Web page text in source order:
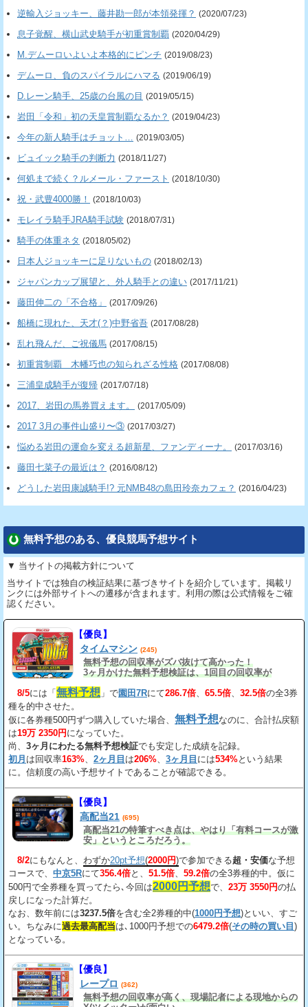
逆輸入ジョッキー、藤井勘一郎が本領発揮？ (2020/07/23)
息子覚醒、横山武史騎手が初重賞制覇 (2020/04/29)
M.デムーロいよいよ本格的にピンチ (2019/08/23)
デムーロ、負のスパイラルにハマる (2019/06/19)
D.レーン騎手、25歳の台風の目 (2019/05/15)
岩田「令和」初の天皇賞制覇なるか？ (2019/04/23)
今年の新人騎手はチョット… (2019/03/05)
ビュイック騎手の判断力 (2018/11/27)
何処まで続く？ルメール・ファースト (2018/10/30)
祝・武豊4000勝！ (2018/10/03)
モレイラ騎手JRA騎手試験 (2018/07/31)
騎手の体重ネタ (2018/05/02)
日本人ジョッキーに足りないもの (2018/02/13)
ジャパンカップ展望と、外人騎手との違い (2017/11/21)
藤田伸二の「不合格」 (2017/09/26)
船橋に現れた、天才(？)中野省吾 (2017/08/28)
乱れ飛んだ、ご祝儀馬 (2017/08/15)
初重賞制覇 木幡巧也の知られざる性格 (2017/08/08)
三浦皇成騎手が復帰 (2017/07/18)
2017、岩田の馬券買えます。 (2017/05/09)
2017 3月の事件山盛り〜③ (2017/03/27)
悩める岩田の運命を変える超新星、ファンディーナ。 (2017/03/16)
藤田七菜子の最近は？ (2016/08/12)
どうした岩田康誠騎手!? 元NMB48の島田玲奈カフェ？ (2016/04/23)
無料予想のある、優良競馬予想サイト
▼ 当サイトの掲載方針について
当サイトでは独自の検証結果に基づきサイトを紹介しています。掲載リ
ンクには外部サイトへの遷移が含まれます。利用の際は公式情報をご確
認ください。
【優良】
タイムマシン (245)
無料予想の回収率がズバ抜けて高かった！
3ヶ月かけた無料予想検証は、1回目の回収率が
8/5には「 無料予想 」で園田7Rにて286.7倍 65.5倍 32.5倍の全3券
種を的中させた。
仮に各券種500円ずつ購入していた場合、 無料予想なのに、合計払戻額
は19万 2350円 になっていた。
尚、 3ヶ月にわたる無料予想検証でも安定した成績を記録。
初月 は回収率163% 2ヶ月目 は206% 3ヶ月目 には534%という結果
に。信頼度の高い予想サイトであることが確認できる。
【優良】
高配当21 (695)
高配当21の特筆すべき点は、やはり「有料コースが激
安」というところだろう。
8/2にもなんと、 わずか20pt予想(2000円)で参加できる超・安価な予想
コースで、 中京5Rにて356.4倍と、 51.5倍 59.2倍の全3券種的中。仮に
500円で全券種を買ってたら､今回は2000円予想で、 23万 3550円の払
戻しになった計算だ。
なお、数年前には3237.5倍を含む全2券種的中(1000円予想)といい、すご
い。ちなみに過去最高配当は､1000円予想での6479.2倍(その時の買い目 )
となっている。
【優良】
レープロ (362)
無料予想の回収率が高く、現場記者による現地からの